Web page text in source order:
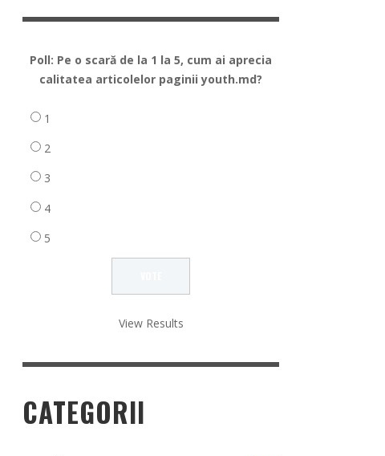
Poll: Pe o scară de la 1 la 5, cum ai aprecia
calitatea articolelor paginii youth.md?
1
2
3
4
5
View Results
CATEGORII